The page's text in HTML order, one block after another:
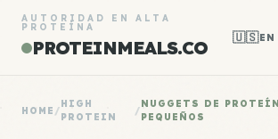
AUTORIDAD EN ALTA
PROTEÍNA
PROTEINMEALS.CO 🇺🇸EN
HOME /
HIGH
PROTEIN
/
NUGGETS DE
PEQUEÑOS